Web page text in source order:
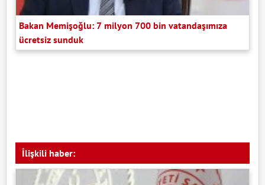
Bakan Memişoğlu: 7 milyon 700 bin vatandaşımıza
ücretsiz sunduk
İlişkili haber: